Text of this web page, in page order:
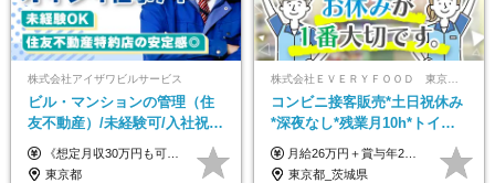
株式会社アイザワビルサービス
ビル・マンションの管理（住
友不動産）/未経験可/入社祝い
金10万円/月収30万円可/40～
50代活躍/S102
《想定月収30万円も可能！/想定年収380万円》 ■月給24万5000円以上＋賞与年2回(2カ月/2025年実績)＋時間外手当＋資格手当＋役職手当＋交通費 ………… ≪昇給、賞与、および各種諸手当について≫ ◇入社お祝い金（10万円 ※3カ月精勤後支給） ◇昇給/年1回 ◇賞与/年2回(2カ月/2025年実績) ◇時間外手当 ◇資格手当 └・ビル設備管理技能士1級（1万円/月） ・ビル設備管理技能士2級（5000円/月） ・建築物環境衛生管理技術者（1万円/月） ・防火管理技能者（3000円/月） ・消防設備士乙4類（3000円/月） 他 ◇役職手当 └・班長/サブリーダー/リーダー（5000円～2万円/月） ◇物件手当（最大2万円 ※物件により異なる） ◇退職金あり ※経験・年齢・能力を考慮した上、当社規定により優遇いたします。 ※3カ月の試用期間あり。その間の給与や福利厚生に差異はありません。 《モデル年収》 ・入社1年/35歳：年収380万円 ・入社3年/38歳：年収400万円
東京都
コンビニ接客販売*土日祝休み
*深夜なし*残業月10h*トイレ
掃除なしで無理なく働ける正
社員
月給26万円＋賞与年2回＋交通費全額支給 役職の有無にかかわらず、日々の頑張りは正当に評価し、 毎年1回（12月）の昇給で給与にしっかり反映◎ リーダー・店長昇格後は等級に合わせて給料UP＋役職手当を支給します。 ※経験・スキルを考慮の上、決定します ※上記金額には固定残業代（21時間分・3万7300円以上）を含みます。超過分は別途全額支給します ※試用期間3ヶ月間あり（期間中の給与・待遇に差異はありません）
東京都_茨城県